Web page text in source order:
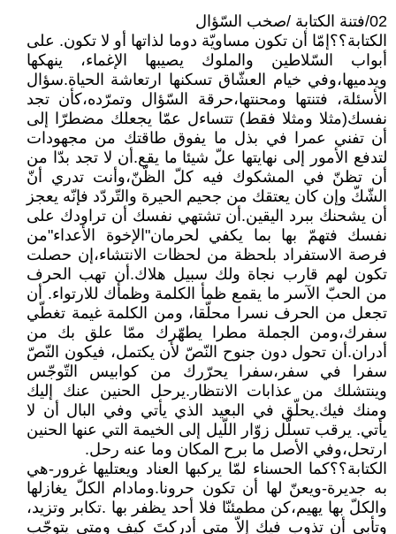
02/فتنة الكتابة /صخب السّؤال
الكتابة؟؟إمّا أن تكون مساويّة دوما لذاتها أو لا تكون. على
أبواب السّلاطين والملوك يصيبها الإغماء، ينهكها
ويدميها،وفي خيام العشّاق تسكنها ارتعاشة الحياة.سؤال
الأسئلة، فتنتها ومحنتها،حرقة السّؤال وتمرّده،كأن تجد
نفسك(مثلا ومثلا فقط) تتساءل عمّا يجعلك مضطرّا إلى
أن تفني عمرا في بذل ما يفوق طاقتك من مجهودات
لتدفع الأمور إلى نهايتها علّ شيئا ما يقع.أن لا تجد بدّا من
أن تظنّ في المشكوك فيه كلّ الظّنّ،وأنت تدري أنّ
الشّكّ وإن كان يعتقك من جحيم الحيرة والتّردّد فإنّه يعجز
أن يشحنك ببرد اليقين.أن تشتهي نفسك أن تراودك على
نفسك فتهمّ بها بما يكفي لحرمان"الإخوة الأعداء"من
فرصة الاستفراد بلحظة من لحظات الانتشاء،إن حصلت
تكون لهم قارب نجاة ولك سبيل هلاك.أن تهب الحرف
من الحبّ الآسر ما يقمع ظمأ الكلمة وظمأك للارتواء. أن
تجعل من الحرف نسرا محلّقا، ومن الكلمة غيمة تغطّي
سفرك،ومن الجملة مطرا يطهّرك ممّا علق بك من
أدران.أن تحول دون جنوح النّصّ لأن يكتمل، فيكون النّصّ
سفرا في سفر،سفرا يحرّرك من كوابيس التّوجّس
وينتشلك من عذابات الانتظار.يرحل الحنين عنك إليك
ومنك فيك.يحلّق في البعيد الذي يأتي وفي البال أن لا
يأتي. يرقب تسلّل زوّار اللّيل إلى الخيمة التي عنها الحنين
ارتحل،وفي الأصل ما برح المكان وما عنه رحل.
الكتابة؟؟كما الحسناء لمّا يركبها العناد ويعتليها غرور-هي
به جديرة-ويعنّ لها أن تكون حرونا.ومادام الكلّ يغازلها
والكلّ بها يهيم،كن مطمئنّا فلا أحد يظفر بها .تكابر وتزيد،
وتأبى أن تذوب فيك إلاّ متى أدركتَ كيف ومتى يتوجّب